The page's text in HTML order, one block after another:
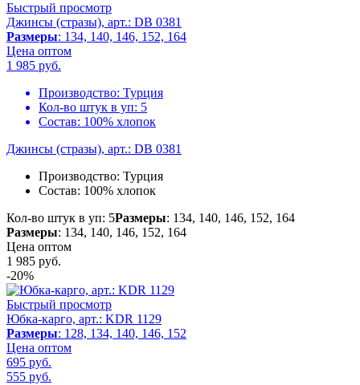
Быстрый просмотр
Джинсы (стразы), арт.: DB 0381
Размеры: 134, 140, 146, 152, 164
Цена оптом
1 985 руб.
Производство: Турция
Кол-во штук в уп: 5
Состав: 100% хлопок
Джинсы (стразы), арт.: DB 0381
Производство: Турция
Состав: 100% хлопок
Кол-во штук в уп: 5Размеры: 134, 140, 146, 152, 164
Размеры: 134, 140, 146, 152, 164
Цена оптом
1 985 руб.
-20%
Быстрый просмотр
Юбка-карго, арт.: KDR 1129
Размеры: 128, 134, 140, 146, 152
Цена оптом
695 руб.
555 руб.